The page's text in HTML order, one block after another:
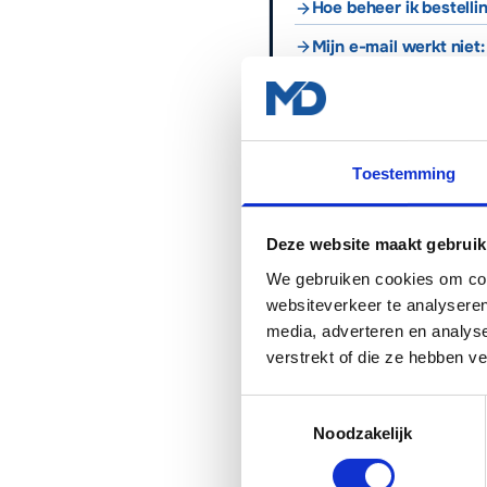
Toestemming
Deze website maakt
We gebruiken cookies om
websiteverkeer te
media, adverteren en
verstrekt of die ze hebben
Noodzakelijk
Hoe beheer ik
Mijn e-mail werkt
Kopieer E-mail
Lead Developer & oprichter·
WANNEER MADA TECH
Je wilt doorlopend beheer
Je wilt hulp met